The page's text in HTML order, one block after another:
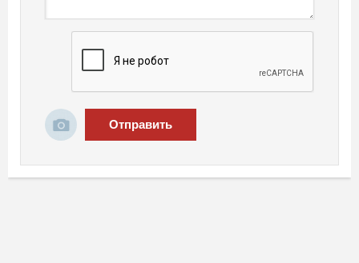
Отправить